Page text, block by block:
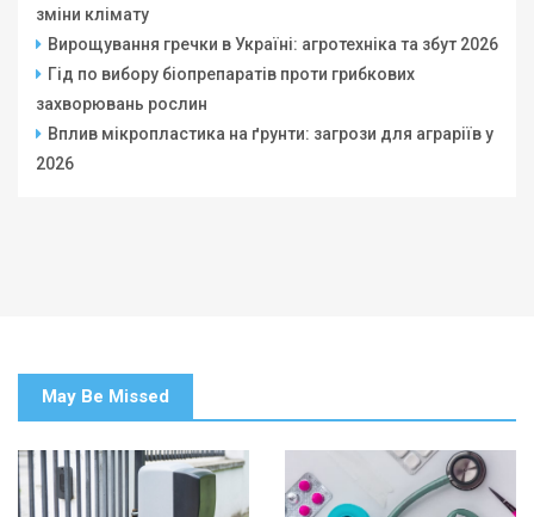
зміни клімату
Вирощування гречки в Україні: агротехніка та збут 2026
Гід по вибору біопрепаратів проти грибкових
захворювань рослин
Вплив мікропластика на ґрунти: загрози для аграріїв у
2026
May Be Missed